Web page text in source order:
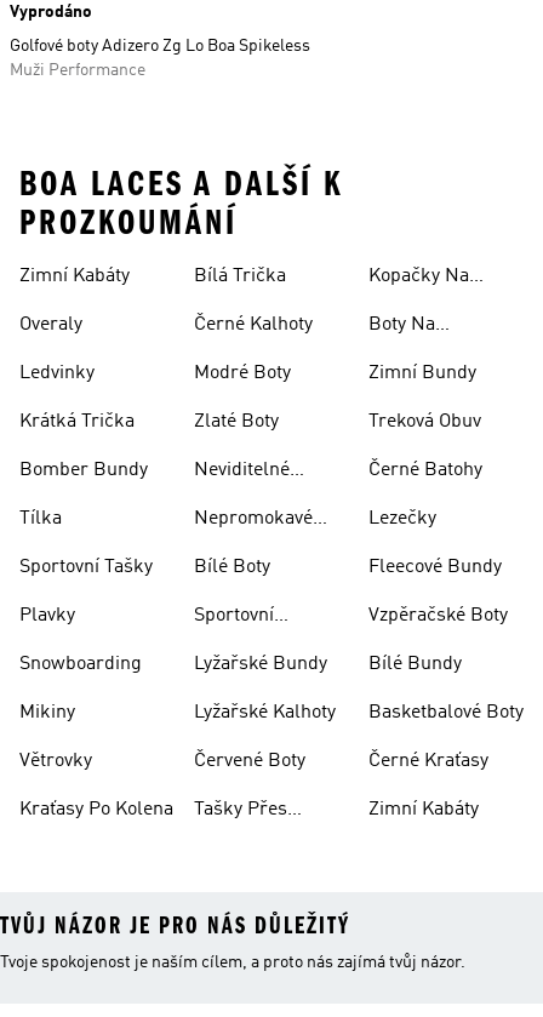
Vyprodáno
Golfové boty Adizero Zg Lo Boa Spikeless
Muži Performance
BOA LACES A DALŠÍ K
PROZKOUMÁNÍ
Zimní Kabáty
Overaly
Ledvinky
Krátká Trička
Bomber Bundy
Tílka
Sportovní Tašky
Plavky
Snowboarding
Mikiny
Větrovky
Kraťasy Po Kolena
Bílá Trička
Černé Kalhoty
Modré Boty
Zlaté Boty
Neviditelné
Nepromokavé
Bílé Boty
Sportovní
Lyžařské Bundy
Lyžařské Kalhoty
Červené Boty
Tašky Přes
Kopačky Na
Boty Na
Zimní Bundy
Treková Obuv
Černé Batohy
Lezečky
Fleecové Bundy
Vzpěračské Boty
Bílé Bundy
Basketbalové Boty
Černé Kraťasy
Zimní Kabáty
TVŮJ NÁZOR JE PRO NÁS DŮLEŽITÝ
Tvoje spokojenost je naším cílem, a proto nás zajímá tvůj názor.